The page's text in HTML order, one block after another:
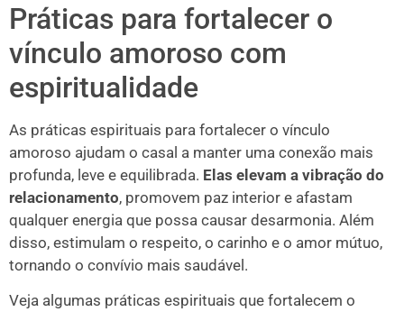
Práticas para fortalecer o
vínculo amoroso com
espiritualidade
As práticas espirituais para fortalecer o vínculo
amoroso ajudam o casal a manter uma conexão mais
profunda, leve e equilibrada. Elas elevam a vibração do
relacionamento, promovem paz interior e afastam
qualquer energia que possa causar desarmonia. Além
disso, estimulam o respeito, o carinho e o amor mútuo,
tornando o convívio mais saudável.
Veja algumas práticas espirituais que fortalecem o